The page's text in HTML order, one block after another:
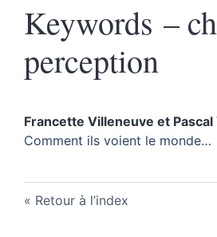
Keywords –
perception
Francette Villeneuve et Pascal
Comment ils voient le monde…
Retour à l’index